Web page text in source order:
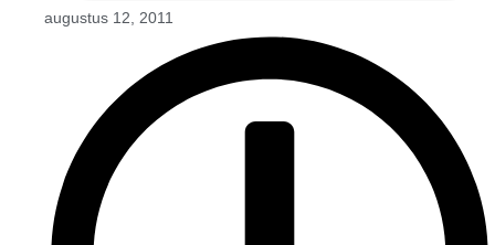
augustus 12, 2011